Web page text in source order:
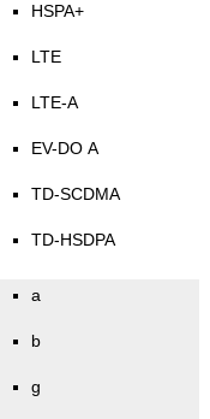
HSPA+
LTE
LTE-A
EV-DO A
TD-SCDMA
TD-HSDPA
a
b
g